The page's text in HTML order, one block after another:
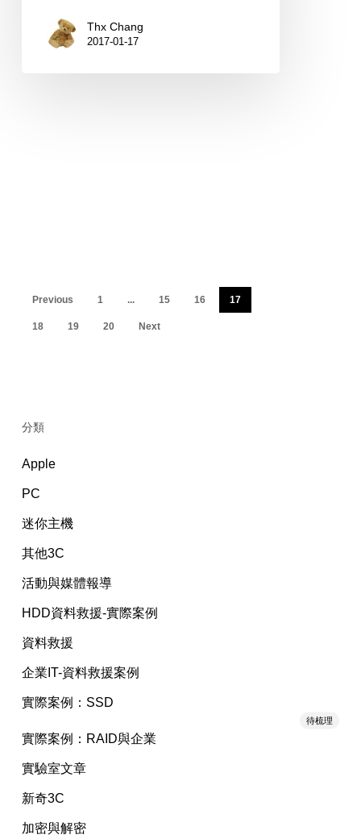
Thx Chang
2017-01-17
Previous 1 ... 15 16 17
18 19 20 Next
分類
Apple
PC
迷你主機
其他3C
活動與媒體報導
HDD資料救援-實際案例
資料救援
企業IT-資料救援案例
實際案例：SSD
待梳理
實際案例：RAID與企業
實驗室文章
新奇3C
加密與解密